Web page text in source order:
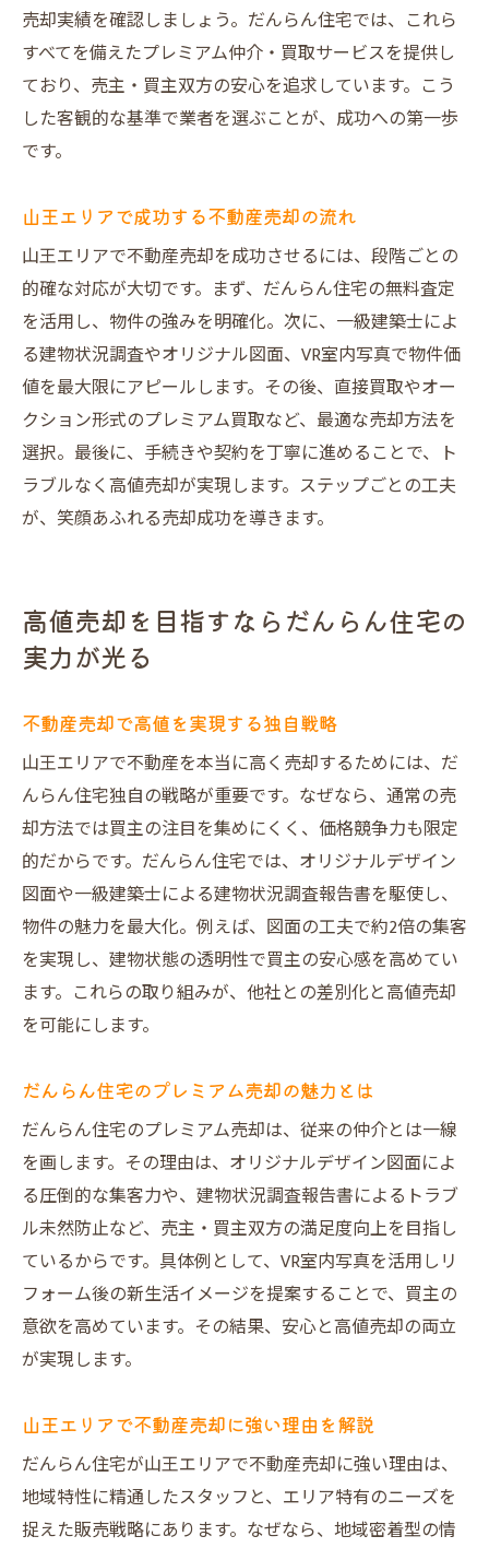
中古一戸建や店舗売却時の注意点を解説
山王エリアで納得のいく不動産売却体験
建物調査やVR提案で売却価格アップを目指す理
由
買主が安心する不動産売却の条件を満たす
専門家による建物状況調査のメリット紹介
不動産売却で差がつく最新販促手法を解説
山王エリアの物件価値を高めるための工夫
売却実績を確認しましょう。だんらん住宅では、これら
すべてを備えたプレミアム仲介・買取サービスを提供し
ており、売主・買主双方の安心を追求しています。こう
した客観的な基準で業者を選ぶことが、成功への第一歩
です。
山王エリアで成功する不動産売却の流れ
山王エリアで不動産売却を成功させるには、段階ごとの
的確な対応が大切です。まず、だんらん住宅の無料査定
を活用し、物件の強みを明確化。次に、一級建築士によ
る建物状況調査やオリジナル図面、VR室内写真で物件価
値を最大限にアピールします。その後、直接買取やオー
クション形式のプレミアム買取など、最適な売却方法を
選択。最後に、手続きや契約を丁寧に進めることで、ト
ラブルなく高値売却が実現します。ステップごとの工夫
が、笑顔あふれる売却成功を導きます。
高値売却を目指すならだんらん住宅の
実力が光る
不動産売却で高値を実現する独自戦略
山王エリアで不動産を本当に高く売却するためには、だ
んらん住宅独自の戦略が重要です。なぜなら、通常の売
却方法では買主の注目を集めにくく、価格競争力も限定
的だからです。だんらん住宅では、オリジナルデザイン
図面や一級建築士による建物状況調査報告書を駆使し、
物件の魅力を最大化。例えば、図面の工夫で約2倍の集客
を実現し、建物状態の透明性で買主の安心感を高めてい
ます。これらの取り組みが、他社との差別化と高値売却
を可能にします。
だんらん住宅のプレミアム売却の魅力とは
だんらん住宅のプレミアム売却は、従来の仲介とは一線
を画します。その理由は、オリジナルデザイン図面によ
る圧倒的な集客力や、建物状況調査報告書によるトラブ
ル未然防止など、売主・買主双方の満足度向上を目指し
ているからです。具体例として、VR室内写真を活用しリ
フォーム後の新生活イメージを提案することで、買主の
意欲を高めています。その結果、安心と高値売却の両立
が実現します。
山王エリアで不動産売却に強い理由を解説
だんらん住宅が山王エリアで不動産売却に強い理由は、
地域特性に精通したスタッフと、エリア特有のニーズを
捉えた販売戦略にあります。なぜなら、地域密着型の情